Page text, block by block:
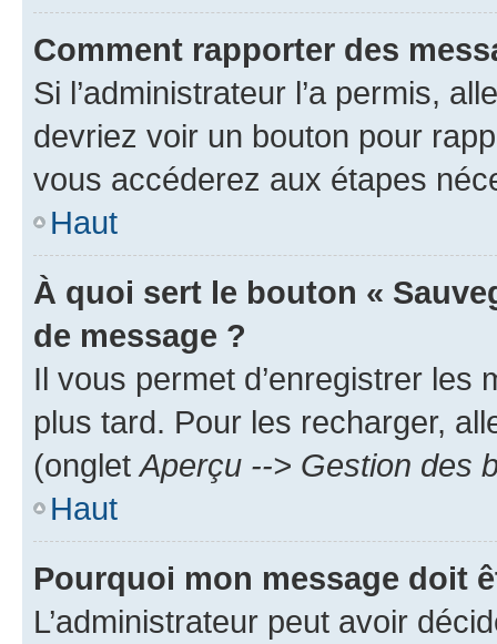
Comment rapporter des
Si l’administrateur l’a permis,
devriez voir un bouton pour
vous accéderez aux étapes
Haut
À quoi sert le bouton «
de message ?
Il vous permet d’enregistrer
plus tard. Pour les recharger,
(onglet Aperçu --> Gestion des
Haut
Pourquoi mon message doit
L’administrateur peut avoir